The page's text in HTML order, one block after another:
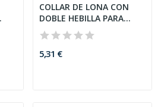
COLLAR DE LONA CON
DOBLE HEBILLA PARA
CABRAS,...
5,31 €